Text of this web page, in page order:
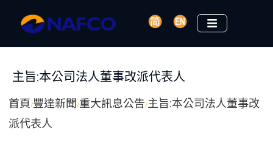
主旨:本公司法人董事改派代表人
首頁/豐達新聞/重大訊息公告/主旨:本公司法人董事改
派代表人